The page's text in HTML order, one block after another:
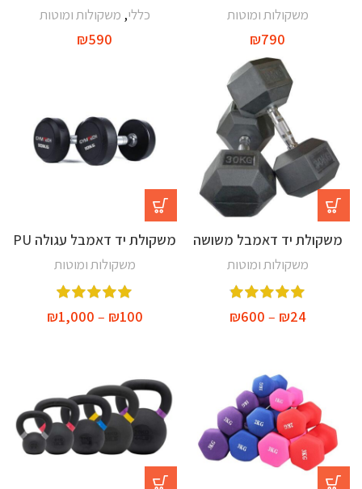
משקולות ומוטות
₪790
כללי, משקולות ומוטות
₪590
משקולת יד דאמבל משושה
משקולות ומוטות
₪24
–
₪600
משקולת יד דאמבל עגולה PU
משקולות ומוטות
₪100
–
₪1,000